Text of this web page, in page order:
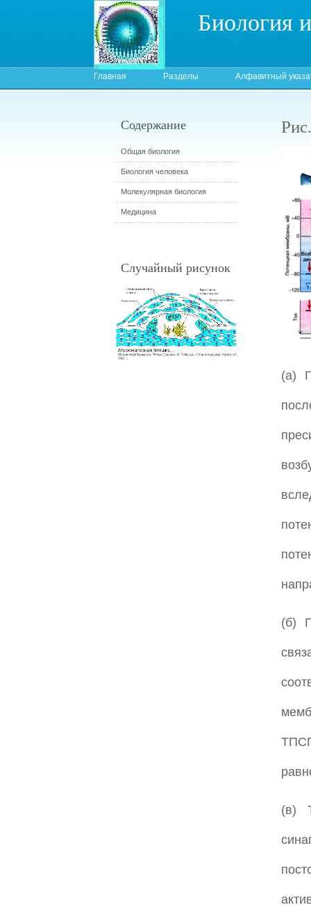
Биология
Главная Разделы Алфавитный
(а)
(б)
(в)
Содержание
Общая биология
Биология человека
Молекулярная биология
Медицина
Случайный рисунок